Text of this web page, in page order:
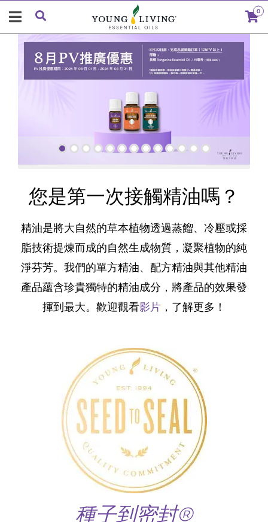
0
您是第一次接觸精油嗎？
精油是將大自然的草本植物透過蒸餾、冷壓或採
脂技術提煉而成的自然生成物質，凝聚植物的純
淨芬芳。我們的單方精油、配方精油與其他精油
產品蘊含珍貴獨特的精油成分，將產品的效果發
揮到最大。歡迎觀看影片 ，了解更多！
種子到密封®